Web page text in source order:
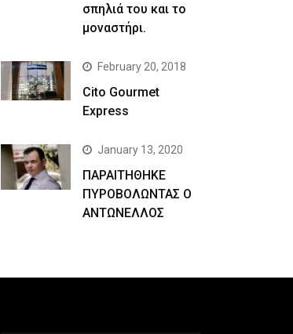
σπηλιά του και το
μοναστήρι.
February 20, 2018
Cito Gourmet
Express
January 13, 2020
ΠΑΡΑΙΤΗΘΗΚΕ
ΠΥΡΟΒΟΛΩΝΤΑΣ Ο
ΑΝΤΩΝΕΛΛΟΣ